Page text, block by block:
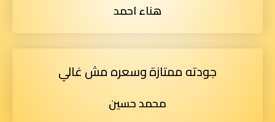
هناء احمد
جودته ممتازة وسعره مش غالي
محمد حسين